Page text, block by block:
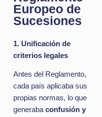
Europeo de
Sucesiones
1. Unificación de
criterios legales
Antes del Reglamento,
cada país aplicaba sus
propias normas, lo que
generaba confusión y